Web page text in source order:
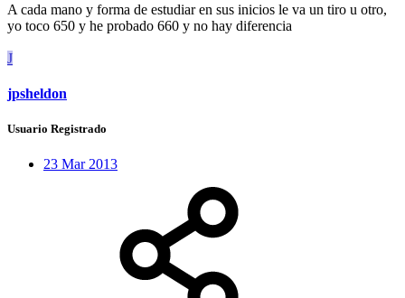
A cada mano y forma de estudiar en sus inicios le va un tiro u otro,
yo toco 650 y he probado 660 y no hay diferencia
J
jpsheldon
Usuario Registrado
23 Mar 2013